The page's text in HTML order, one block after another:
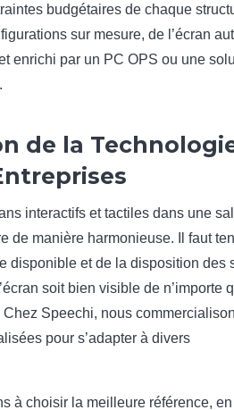
budgétaires de chaque
sur mesure, de l’écran
enrichi par un PC OPS ou une
de la
interactifs et tactiles dans une
de manière harmonieuse. Il faut
disponible et de la disposition des
soit bien visible de n’importe
Speechi, nous
pour s’adapter à divers
à choisir la meilleure référence, en